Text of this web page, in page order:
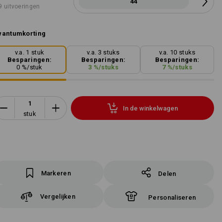
uitvoeringen
v.a. 1 stuk
Besparingen:
0 %/stuk
v.a. 3 stuks
Besparingen:
3 %/stuks
v.a. 10 stuks
Besparingen:
7%/stuks
stuk
In de winkelwagen
Markeren Delen
Vergelijken Personaliseren